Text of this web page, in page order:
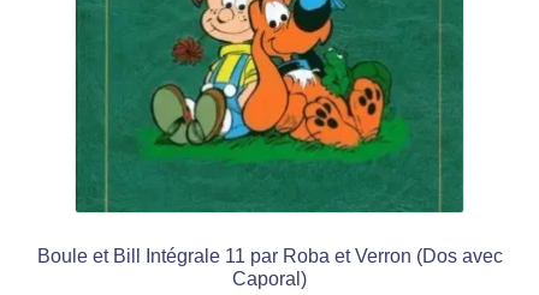
Boule et Bill Intégrale 11 par Roba et Verron (Dos avec
Caporal)